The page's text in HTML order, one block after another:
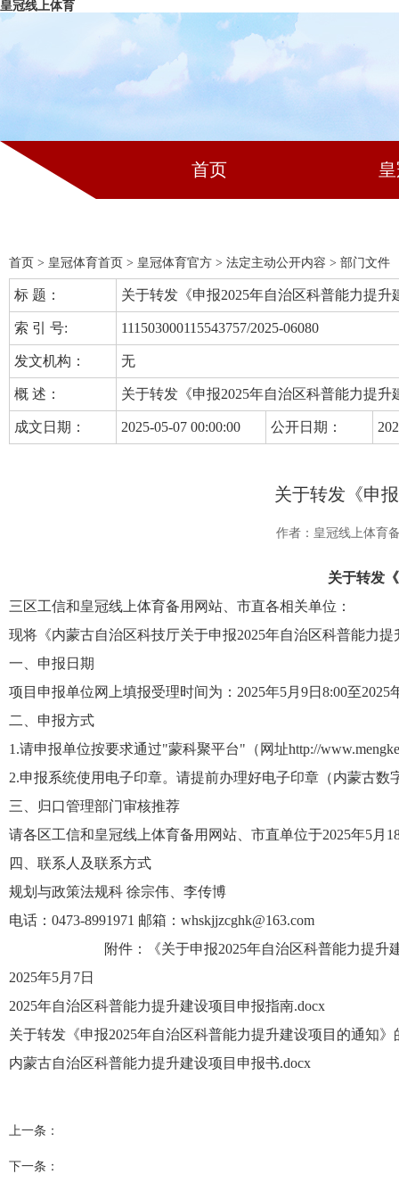
皇冠线上体育
首页
首页 > 皇冠体育首页 > 皇冠体育官方 > 法定主动公开内容 > 部门文件
标 题： 关于转发《申报2025年自治区科普能力提
索 引 号: 111503000115543757/2025-06080
发文机构： 无
概 述： 关于转发《申报2025年自治区科普能力提
成文日期： 2025-05-07 00:00:00 公开日期：
关于转发《申
作者：皇冠线上体育
关于转发《
三区工信和皇冠线上体育备用网站、市直各相关单位：
现将《内蒙古自治区科技厅关于申报2025年自治区科普能力
一、申报日期
项目申报单位网上填报受理时间为：2025年5月9日8:00至2025
二、申报方式
1.请申报单位按要求通过"蒙科聚平台"（网址http://
2.申报系统使用电子印章。请提前办理好电子印章（内蒙古数
三、 归口管理部门审核推荐
请各区工信和皇冠线上体育备用网站 市直单位于2025年5月
四、联系人及联系方式
规划与政策法规科 徐宗伟、李传博
电话：0473-8991971 邮箱： whskjjzcghk@163.com
附件：《关于申报2025年自治区科普能力提升
2025年5月 7日
2025年自治区科普能力提升建设项目申报指南.docx
关于转发《申报2025年自治区科普能力提升建设项目的通知》
内蒙古自治区科普能力提升建设项目申报书.docx
上一条：
下一条：